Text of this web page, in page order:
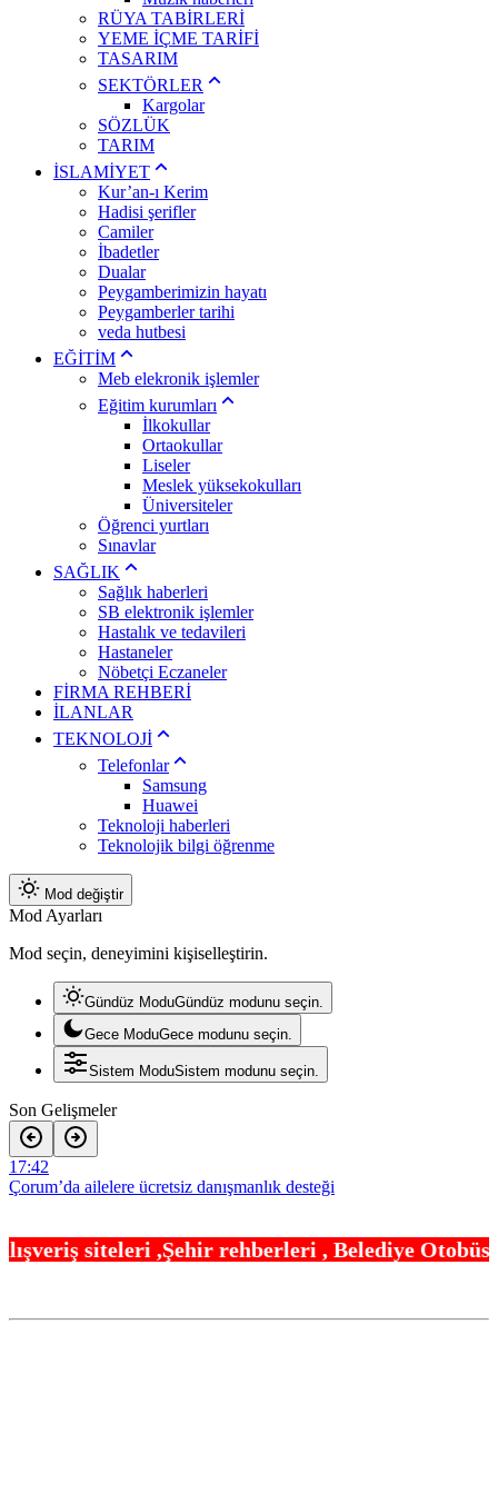
RÜYA TABİRLERİ
YEME İÇME TARİFİ
TASARIM
SEKTÖRLER
Kargolar
SÖZLÜK
TARIM
İSLAMİYET
Kur’an-ı Kerim
Hadisi şerifler
Camiler
İbadetler
Dualar
Peygamberimizin hayatı
Peygamberler tarihi
veda hutbesi
EĞİTİM
Meb elekronik işlemler
Eğitim kurumları
İlkokullar
Ortaokullar
Liseler
Meslek yüksekokulları
Üniversiteler
Öğrenci yurtları
Sınavlar
SAĞLIK
Sağlık haberleri
SB elektronik işlemler
Hastalık ve tedavileri
Hastaneler
Nöbetçi Eczaneler
FİRMA REHBERİ
İLANLAR
TEKNOLOJİ
Telefonlar
Samsung
Huawei
Teknoloji haberleri
Teknolojik bilgi öğrenme
Mod değiştir
Mod Ayarları
Mod seçin, deneyimini kişiselleştirin.
Gündüz ModuGündüz modunu seçin.
Gece ModuGece modunu seçin.
Sistem ModuSistem modunu seçin.
Son Gelişmeler
17:42
Çorum’da ailelere ücretsiz danışmanlık desteği
Denizli Büyükşehir kentin ulaşım ağını güçlendiriyor
devlet okuluna yöneldi
,Şehir rehberleri , Belediye